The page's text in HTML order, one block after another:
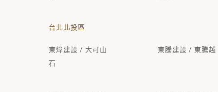
台北北投區
東煒建設 / 大可山
石
東騰建設 / 東騰越